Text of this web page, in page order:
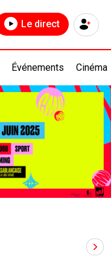
Événements Cinéma
Le direct